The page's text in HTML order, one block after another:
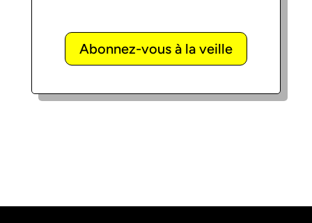
Abonnez-vous à la veille